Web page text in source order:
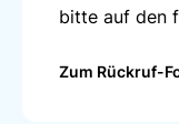
bitte auf den
Zum Rückruf-